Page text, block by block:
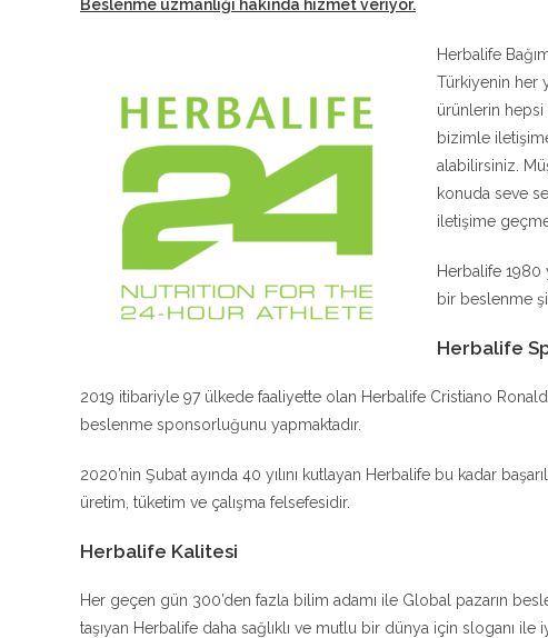
Beslenme uzmanlığı hakında hizmet veriyor.
Herbalife
Türkiyenin her
ürünlerin
bizimle
alabilirsiniz.
konuda seve
iletişime
Herbalife 1980
bir beslenme
Herbalife
2019 itibariyle 97 ülkede faaliyette olan Herbalife Cristiano
beslenme sponsorluğunu yapmaktadır.
2020’nin Şubat ayında 40 yılını kutlayan Herbalife bu kadar
üretim, tüketim ve çalışma felsefesidir.
Herbalife Kalitesi
Her geçen gün 300’den fazla bilim adamı ile Global pazarın
taşıyan Herbalife daha sağlıklı ve mutlu bir dünya için sloganı